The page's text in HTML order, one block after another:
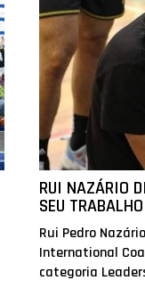
RUI NAZÁRIO
SEU
Rui Pedro
International
categoria